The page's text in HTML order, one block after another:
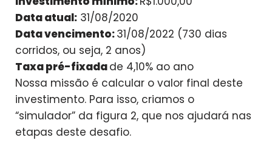
Data atual: 31/08/2020
Data vencimento:31/08/2022 (730 dias
corridos, ou seja, 2 anos)
Taxa pré-fixadade 4,10% ao ano
Nossa missão é calcular o valor final deste
investimento. Para isso, criamos o
“simulador” da figura 2, que nos ajudará nas
etapas deste desafio.